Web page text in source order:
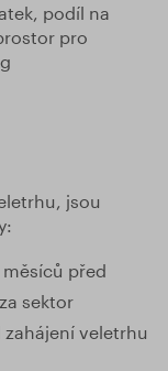
podíl na
pro
jsou
před
sektor
veletrhu